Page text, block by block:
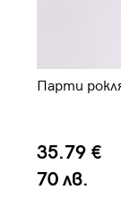
Парти
35.79 €
70 лв.